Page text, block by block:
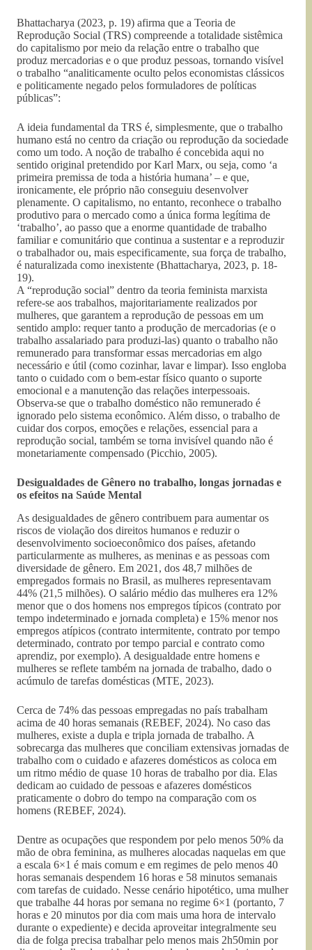
Bhattacharya (2023, p. 19) afirma que a Teoria de
Reprodução Social (TRS) compreende a totalidade sistêmica
do capitalismo por meio da relação entre o trabalho que
produz mercadorias e o que produz pessoas, tornando visível
o trabalho “analiticamente oculto pelos economistas clássicos
e politicamente negado pelos formuladores de políticas
públicas”:
A ideia fundamental da TRS é, simplesmente, que o trabalho
humano está no centro da criação ou reprodução da sociedade
como um todo. A noção de trabalho é concebida aqui no
sentido original pretendido por Karl Marx, ou seja, como ‘a
primeira premissa de toda a história humana’ – e que,
ironicamente, ele próprio não conseguiu desenvolver
plenamente. O capitalismo, no entanto, reconhece o trabalho
produtivo para o mercado como a única forma legítima de
‘trabalho’, ao passo que a enorme quantidade de trabalho
familiar e comunitário que continua a sustentar e a reproduzir
o trabalhador ou, mais especificamente, sua força de trabalho,
é naturalizada como inexistente (Bhattacharya, 2023, p. 18-
19).
A “reprodução social” dentro da teoria feminista marxista
refere-se aos trabalhos, majoritariamente realizados por
mulheres, que garantem a reprodução de pessoas em um
sentido amplo: requer tanto a produção de mercadorias (e o
trabalho assalariado para produzi-las) quanto o trabalho não
remunerado para transformar essas mercadorias em algo
necessário e útil (como cozinhar, lavar e limpar). Isso engloba
tanto o cuidado com o bem-estar físico quanto o suporte
emocional e a manutenção das relações interpessoais.
Observa-se que o trabalho doméstico não remunerado é
ignorado pelo sistema econômico. Além disso, o trabalho de
cuidar dos corpos, emoções e relações, essencial para a
reprodução social, também se torna invisível quando não é
monetariamente compensado (Picchio, 2005).
Desigualdades de Gênero no trabalho, longas jornadas e
os efeitos na Saúde Mental
As desigualdades de gênero contribuem para aumentar os
riscos de violação dos direitos humanos e reduzir o
desenvolvimento socioeconômico dos países, afetando
particularmente as mulheres, as meninas e as pessoas com
diversidade de gênero. Em 2021, dos 48,7 milhões de
empregados formais no Brasil, as mulheres representavam
44% (21,5 milhões). O salário médio das mulheres era 12%
menor que o dos homens nos empregos típicos (contrato por
tempo indeterminado e jornada completa) e 15% menor nos
empregos atípicos (contrato intermitente, contrato por tempo
determinado, contrato por tempo parcial e contrato como
aprendiz, por exemplo). A desigualdade entre homens e
mulheres se reflete também na jornada de trabalho, dado o
acúmulo de tarefas domésticas (MTE, 2023).
Cerca de 74% das pessoas empregadas no país trabalham
acima de 40 horas semanais (REBEF, 2024). No caso das
mulheres, existe a dupla e tripla jornada de trabalho. A
sobrecarga das mulheres que conciliam extensivas jornadas de
trabalho com o cuidado e afazeres domésticos as coloca em
um ritmo médio de quase 10 horas de trabalho por dia. Elas
dedicam ao cuidado de pessoas e afazeres domésticos
praticamente o dobro do tempo na comparação com os
homens (REBEF, 2024).
Dentre as ocupações que respondem por pelo menos 50% da
mão de obra feminina, as mulheres alocadas naquelas em que
a escala 6×1 é mais comum e em regimes de pelo menos 40
horas semanais despendem 16 horas e 58 minutos semanais
com tarefas de cuidado. Nesse cenário hipotético, uma mulher
que trabalhe 44 horas por semana no regime 6×1 (portanto, 7
horas e 20 minutos por dia com mais uma hora de intervalo
durante o expediente) e decida aproveitar integralmente seu
dia de folga precisa trabalhar pelo menos mais 2h50min por